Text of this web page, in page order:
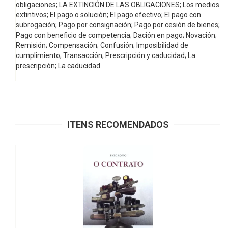
obligaciones; LA EXTINCIÓN DE LAS OBLIGACIONES; Los medios
extintivos; El pago o solución; El pago efectivo; El pago con
subrogación; Pago por consignación; Pago por cesión de bienes;
Pago con beneficio de competencia; Dación en pago; Novación;
Remisión; Compensación; Confusión; Imposibilidad de
cumplimiento; Transacción; Prescripción y caducidad; La
prescripción; La caducidad.
ITENS RECOMENDADOS